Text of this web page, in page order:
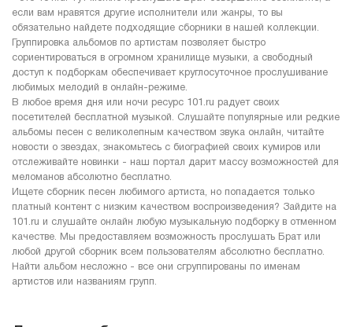
если вам нравятся другие исполнители или жанры, то вы
обязательно найдете подходящие сборники в нашей коллекции.
Группировка альбомов по артистам позволяет быстро
сориентироваться в огромном хранилище музыки, а свободный
доступ к подборкам обеспечивает круглосуточное прослушивание
любимых мелодий в онлайн-режиме.
В любое время дня или ночи ресурс 101.ru радует своих
посетителей бесплатной музыкой. Слушайте популярные или редкие
альбомы песен с великолепным качеством звука онлайн, читайте
новости о звездах, знакомьтесь с биографией своих кумиров или
отслеживайте новинки - наш портал дарит массу возможностей для
меломанов абсолютно бесплатно.
Ищете сборник песен любимого артиста, но попадается только
платный контент с низким качеством воспроизведения? Зайдите на
101.ru и слушайте онлайн любую музыкальную подборку в отменном
качестве. Мы предоставляем возможность прослушать Брат или
любой другой сборник всем пользователям абсолютно бесплатно.
Найти альбом несложно - все они сгруппированы по именам
артистов или названиям групп.